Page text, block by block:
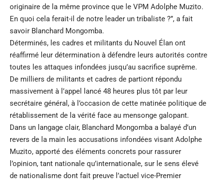
originaire de la même province que le VPM Adolphe Muzito.
En quoi cela ferait-il de notre leader un tribaliste ?”, a fait
savoir Blanchard Mongomba.
Déterminés, les cadres et militants du Nouvel Élan ont
réaffirmé leur détermination à défendre leurs autorités contre
toutes les attaques infondées jusqu’au sacrifice suprême.
De milliers de militants et cadres de partiont répondu
massivement à l’appel lancé 48 heures plus tôt par leur
secrétaire général, à l’occasion de cette matinée politique de
rétablissement de la vérité face au mensonge galopant.
Dans un langage clair, Blanchard Mongomba a balayé d’un
revers de la main les accusations infondées visant Adolphe
Muzito, apporté des éléments concrets pour rassurer
l’opinion, tant nationale qu’internationale, sur le sens élevé
de nationalisme dont fait preuve l’actuel vice-Premier